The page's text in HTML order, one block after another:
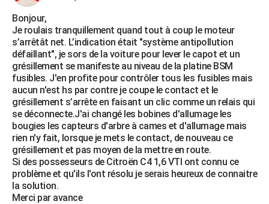
Essais
Réserver un essai
Citadines
Berlines
SUV
Forum auto
+HIGH-TECH
Mobiles
Meilleur smartphone
Internet
Ordinateurs
Jeux vidéo
Guide high-tech
+BRICOLAGE
Forum
Aménagement intérieur
Extérieur
Cuisine
Salle de bains
Jardinage
Rangement
WEEK-END
Guides de France
Escapades
Patrimoine
Expositions
Musées
Week-end nature
LIFESTYLE
Art de vivre
Bien-être
Loisirs
ModeModes de vie
SANTE
Alimentation
Guide de la santé
Maladies
Médicaments
Sommeil
VOYAGE
Destinations
City break
Voyage nature
Voyage de noces
Forum
Climat
+PHOTO
GUIDES D'ACHAT
Bonjour,
Je roulais tranquillement quand tout à coup le moteur
s’arrêtât net. L’indication était "système antipollution
défaillant", je sors de la voiture pour lever le capot et un
grésillement se manifeste au niveau de la platine BSM
fusibles. J'en profite pour contrôler tous les fusibles mais
aucun n'est hs par contre je coupe le contact et le
grésillement s’arrête en faisant un clic comme un relais qui
se déconnecte.J'ai changé les bobines d'allumage les
bougies les capteurs d'arbre à cames et d'allumage mais
rien n'y fait, lorsque je mets le contact, de nouveau ce
grésillement et pas moyen de la mettre en route.
Si des possesseurs de Citroën C4 1,6 VTI ont connu ce
problème et qu'ils l'ont résolu je serais heureux de connaitre
la solution.
Merci par avance